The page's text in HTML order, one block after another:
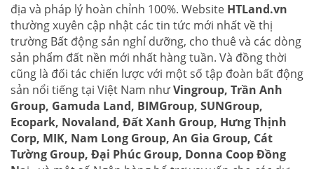
địa và pháp lý hoàn chỉnh 100%. Website HTLand.vn
thường xuyên cập nhật các tin tức mới nhất về thị
trường Bất động sản nghỉ dưỡng, cho thuê và các dòng
sản phẩm đất nền mới nhất hàng tuần. Và đồng thời
cũng là đối tác chiến lược với một số tập đoàn bất động
sản nổi tiếng tại Việt Nam nhưVingroup, Trần Anh
Group, Gamuda Land, BIMGroup, SUNGroup,
Ecopark, Novaland, Đất Xanh Group, Hưng Thịnh
Corp, MIK, Nam Long Group, An Gia Group, Cát
Tường Group, Đại Phúc Group, Donna Coop Đồng